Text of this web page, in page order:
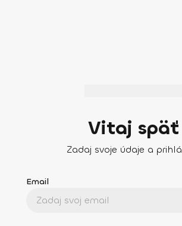
Vitaj späť
Zadaj svoje údaje a
Email